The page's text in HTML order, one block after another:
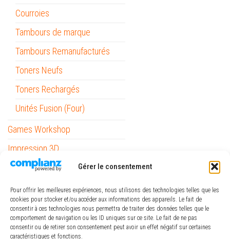
Gérer le consentement
Pour offrir les meilleures expériences, nous utilisons des technologies telles que les
cookies pour stocker et/ou accéder aux informations des appareils. Le fait de
consentir à ces technologies nous permettra de traiter des données telles que le
comportement de navigation ou les ID uniques sur ce site. Le fait de ne pas
consentir ou de retirer son consentement peut avoir un effet négatif sur certaines
caractéristiques et fonctions.
Courroies
Tambours de marque
Tambours Remanufacturés
Toners Neufs
Toners Rechargés
Unités Fusion (Four)
Games Workshop
Impression 3D
Informatique
Mobilité
Outils
Papeterie / Bureau